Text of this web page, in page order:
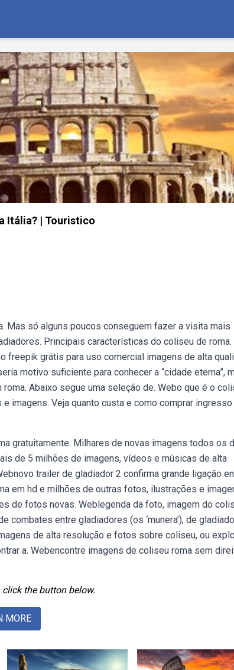
Itália? | Touristico
Mas só alguns poucos conseguem fazer a visita mais
Principais características do coliseu de roma.
freepik grátis para uso comercial imagens de alta
motivo suficiente para conhecer a “cidade eterna”,
Abaixo segue uma seleção de. Webo que é o
imagens. Veja quanto custa e como comprar
gratuitamente. Milhares de novas imagens todos os
de 5 milhões de imagens, vídeos e músicas de alta
trailer de gladiador 2 confirma grande ligação
em hd e milhões de outras fotos, ilustrações e
de fotos novas. Weblegenda da foto, imagem do
combates entre gladiadores (os ‘munera’), de
de alta resolução e fotos sobre coliseu, ou
a. Webencontre imagens de coliseu roma sem
the button below.
MORE